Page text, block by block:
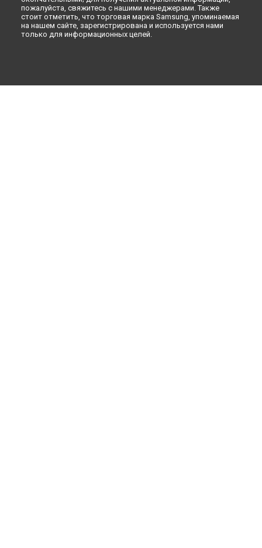
пожалуйста, свяжитесь с нашими менеджерами. Также
стоит отметить, что торговая марка Samsung, упоминаемая
на нашем сайте, зарегистрирована и используется нами
только для информационных целей.